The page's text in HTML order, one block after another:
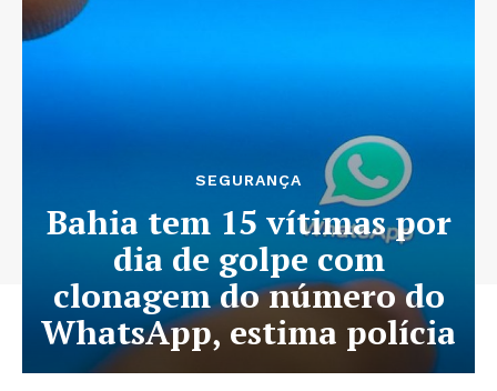
SEGURANÇA
Bahia tem 15 vítimas por
dia de golpe com
clonagem do número do
WhatsApp, estima polícia